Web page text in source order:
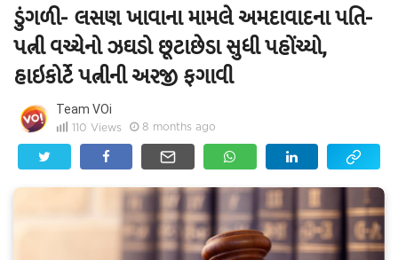
ડુંગળી- લસણ ખાવાના મામલે અમદાવાદના પતિ-
પત્ની વચ્ચેનો ઝઘડો છૂટાછેડા સુધી પહોંચ્યો,
હાઇકોર્ટે પત્નીની અરજી ફગાવી
Team VOi
110 Views 8 months ago